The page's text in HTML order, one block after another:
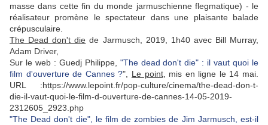
masse dans cette fin du monde jarmuschienne flegmatique) - le
réalisateur promène le spectateur dans une plaisante balade
crépusculaire.
The Dead don't die de Jarmusch, 2019, 1h40 avec Bill Murray,
Adam Driver,
Sur le web : Guedj Philippe, "The dead don't die" : il vaut quoi le
film d'ouverture de Cannes ?", Le point, mis en ligne le 14 mai.
URL :https://www.lepoint.fr/pop-culture/cinema/the-dead-don-t-
die-il-vaut-quoi-le-film-d-ouverture-de-cannes-14-05-2019-
2312605_2923.php
"The Dead don't die", le film de zombies de Jim Jarmusch, est-il